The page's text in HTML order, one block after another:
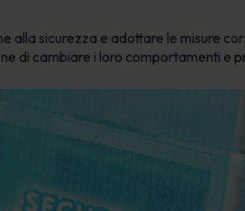
alla sicurezza e adottare le misure
di cambiare i loro comportamenti e